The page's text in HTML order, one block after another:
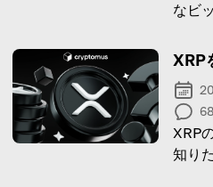
なビ
XRP
68
XRP
知り